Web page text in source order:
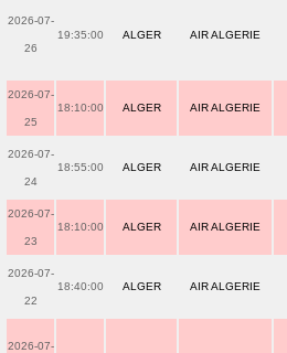
2026-07-
26
19:35:00 ALGER AIR ALGERIE
2026-07-
25
18:10:00 ALGER AIR ALGERIE
2026-07-
24
18:55:00 ALGER AIR ALGERIE
2026-07-
23
18:10:00 ALGER AIR ALGERIE
2026-07-
22
18:40:00 ALGER AIR ALGERIE
2026-07-